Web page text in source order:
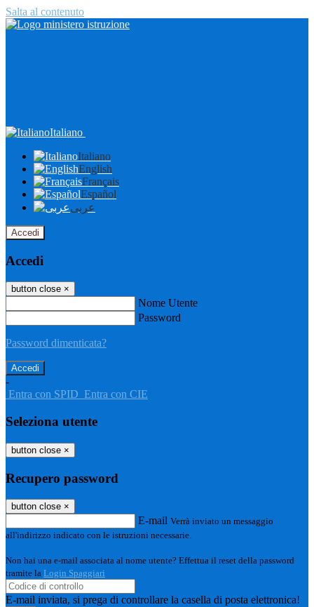
Salta al contenuto
Italiano
Italiano
English
Français
Español
عربى
Accedi
Accedi
button close ×
Nome Utente
Password
Password dimenticata?
-
Entra con SPID Entra con CIE
Seleziona utente
button close ×
Recupero password
button close ×
E-mail Verrà inviato un messaggio
all'indirizzo indicato con le istruzioni necessarie.
Non hai una e-mail associata al nome utente? Effettua il reset della password
tramite la Login Spaggiari
E-mail inviata, si prega di controllare la casella di posta elettronica!